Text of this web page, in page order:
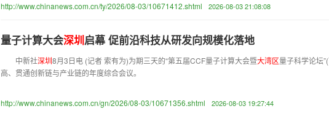
http://www.chinanews.com.cn/ty/2026/08-03/10671412.shtml 2026-08-03 21:08:08
量子计算大会深圳启幕 促前沿科技从研发向规模化落地
中新社深圳8月3日电 (记者 索有为)为期三天的“第五届CCF量子计算大会暨大湾区量子科学论坛
高、贯通创新链与产业链的年度综合会议。
http://www.chinanews.com.cn/gn/2026/08-03/10671356.shtml 2026-08-03 19:27:44